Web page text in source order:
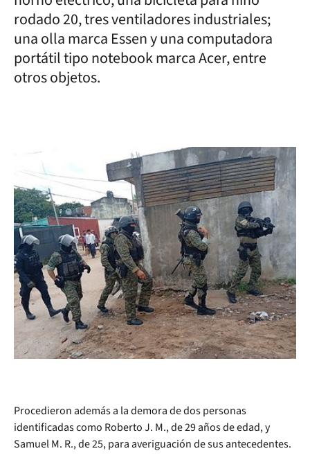
rodado 20, tres ventiladores industriales;
una olla marca Essen y una computadora
portátil tipo notebook marca Acer, entre
otros objetos.
Procedieron además a la demora de dos personas
identificadas como Roberto J. M., de 29 años de edad, y
Samuel M. R., de 25, para averiguación de sus antecedentes.